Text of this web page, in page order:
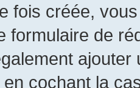
fois créée,
formulaire de
cochant la